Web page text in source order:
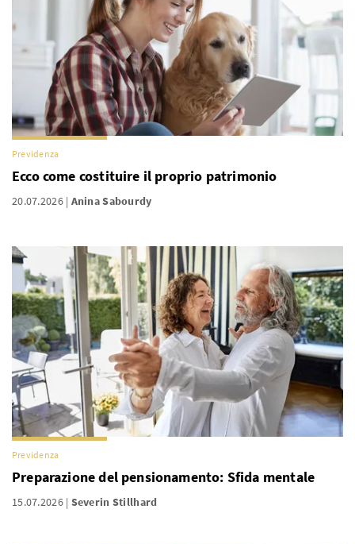
Previdenza
Ecco come costituire il proprio patrimonio
20.07.2026 Anina Sabourdy
Previdenza
Preparazione del pensionamento: Sfida mentale
15.07.2026 Severin Stillhard